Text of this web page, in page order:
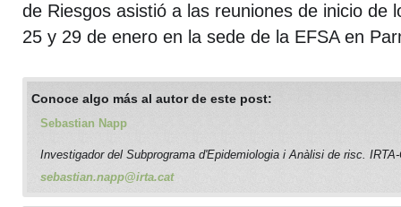
de Riesgos asistió a las reuniones de inicio de
25 y 29 de enero en la sede de la EFSA en
Conoce algo más al autor de este post:
Sebastian Napp
Investigador del Subprograma d'Epidemiologia i Anàlisi de risc.
sebastian.napp@irta.cat